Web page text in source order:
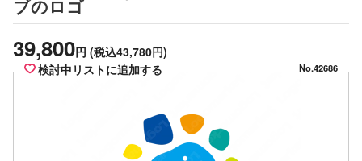
ブのロゴ
39,800円 (税込43,780円)
検討中リストに追加する
No.42686